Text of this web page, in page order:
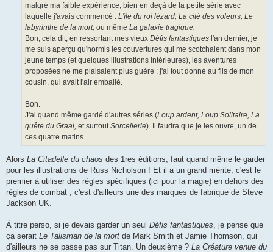
malgré ma faible expérience, bien en deçà de la petite série avec
laquelle j'avais commencé : L'île du roi lézard, La cité des voleurs, Le
labyrinthe de la mort, ou même La galaxie tragique.
Bon, cela dit, en ressortant mes vieux Défis fantastiques l'an dernier, je
me suis aperçu qu'hormis les couvertures qui me scotchaient dans mon
jeune temps (et quelques illustrations intérieures), les aventures
proposées ne me plaisaient plus guère : j'ai tout donné au fils de mon
cousin, qui avait l'air emballé.
Bon.
J'ai quand même gardé d'autres séries (Loup ardent, Loup Solitaire, La
quête du Graal, et surtoutSorcellerie). Il faudra que je les ouvre, un de
ces quatre matins...
Alors La Citadelle du chaos des 1res éditions, faut quand même le garder
pour les illustrations de Russ Nicholson ! Et il a un grand mérite, c'est le
premier à utiliser des règles spécifiques (ici pour la magie) en dehors des
règles de combat ; c'est d'ailleurs une des marques de fabrique de Steve
Jackson UK.
À titre perso, si je devais garder un seul Défis fantastiques , je pense que
ça serait Le Talisman de la mort de Mark Smith et Jamie Thomson, qui
d'ailleurs ne se passe pas sur Titan. Un deuxième ? La Créature venue du